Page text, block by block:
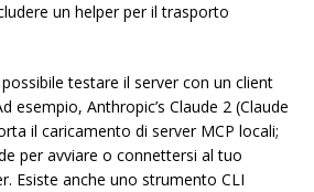
un helper per il trasporto
possibile testare il server con un client
esempio, Anthropic’s Claude 2 (Claude
il caricamento di server MCP locali;
per avviare o connettersi al tuo
Esiste anche uno strumento CLI